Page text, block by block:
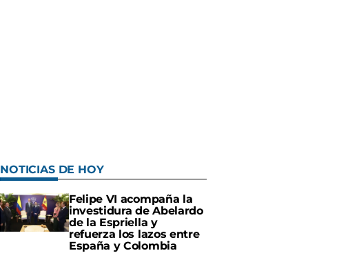
NOTICIAS DE HOY
Felipe VI acompaña la
investidura de Abelardo
de la Espriella y
refuerza los lazos entre
España y Colombia